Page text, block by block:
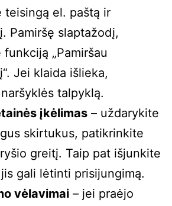
teisingą el. paštą ir
Pamiršę slaptažodį,
„Pamiršau
Jei klaida išlieka,
talpyklą.
įkėlimas – uždarykite
skirtukus, patikrinkite
greitį. Taip pat išjunkite
gali lėtinti prisijungimą.
vėlavimai – jei praėjo